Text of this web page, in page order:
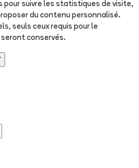
pour suivre les statistiques de visite,
du contenu personnalisé.
seuls ceux requis pour le
conservés.